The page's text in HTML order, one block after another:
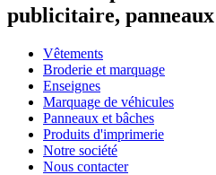
publicitaire, panneaux
Vêtements
Broderie et marquage
Enseignes
Marquage de véhicules
Panneaux et bâches
Produits d'imprimerie
Notre société
Nous contacter